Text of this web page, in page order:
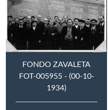
FONDO ZAVALETA
FOT-005955 - (00-10-
1934)